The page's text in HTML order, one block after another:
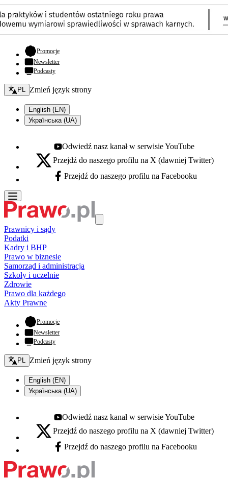
Promocje- otwiera się w nowej karcie
Newsletter
Podcasty
Zmień język - bieżący:
PL Zmień język strony
English (EN)
Українська (UA)
Youtube - otwiera się w nowej karcie
Odwiedź nasz kanał w serwisie YouTube
X - otwiera się w nowej karcie
Przejdź do naszego profilu na X (dawniej Twitter)
Facebook - otwiera się w nowej karcie
Przejdź do naszego profilu na Facebooku
Prawnicy i sądy
Podatki
Kadry i BHP
Prawo w biznesie
Samorząd i administracja
Szkoły i uczelnie
Zdrowie
Prawo dla każdego
Akty Prawne
Promocje- otwiera się w nowej karcie
Newsletter
Podcasty
Zmień język - bieżący:
PL Zmień język strony
English (EN)
Українська (UA)
Youtube - otwiera się w nowej karcie
Odwiedź nasz kanał w serwisie YouTube
X - otwiera się w nowej karcie
Przejdź do naszego profilu na X (dawniej Twitter)
Facebook - otwiera się w nowej karcie
Przejdź do naszego profilu na Facebooku